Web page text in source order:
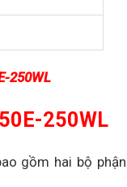
250WL
250WL
gồm hai bộ phận